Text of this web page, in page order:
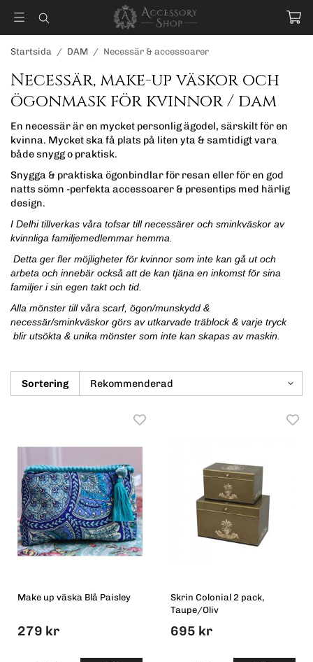
Startsida / DAM / Necessär & accessoarer
Necessär, make-up väskor och
ögonmask för kvinnor / dam
En necessär är en mycket personlig ägodel, särskilt för en
kvinna. Mycket ska få plats på liten yta & samtidigt vara
både snygg o praktisk.
Snygga & praktiska ögonbindlar för resan eller för en god
natts sömn -perfekta accessoarer & presentips med härlig
design.
I Delhi tillverkas våra tofsar till necessärer och sminkväskor av
kvinnliga familjemedlemmar hemma.
Detta ger fler möjligheter för kvinnor som inte kan gå ut och
arbeta och innebär också att de kan tjäna en inkomst för sina
familjer i sin egen takt och tid.
Alla mönster till våra scarf, ögon/munskydd &
necessär/sminkväskor görs av utkarvade träblock & varje tryck
blir utsökta & unika mönster som inte kan skapas av maskin.
Sortering
Make up väska Blå Paisley
279 kr
Skrin Colonial 2 pack,
Taupe/Oliv
695 kr